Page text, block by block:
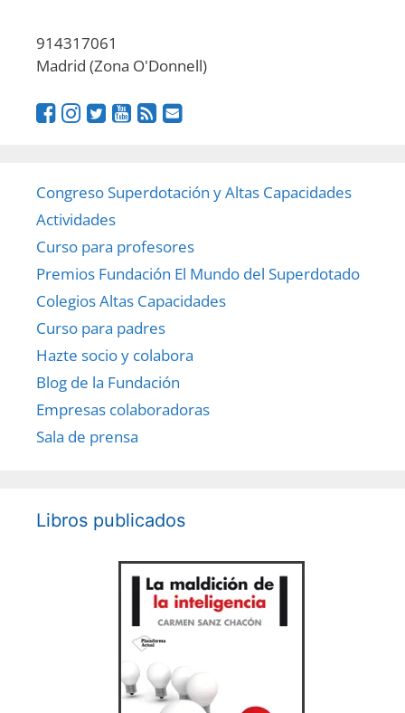
914317061
Madrid (Zona O'Donnell)
Congreso Superdotación y Altas Capacidades
Actividades
Curso para profesores
Premios Fundación El Mundo del Superdotado
Colegios Altas Capacidades
Curso para padres
Hazte socio y colabora
Blog de la Fundación
Empresas colaboradoras
Sala de prensa
Libros publicados